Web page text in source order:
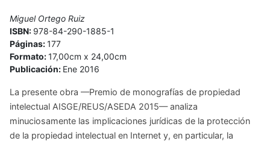
Miguel Ortego Ruiz
ISBN: 978-84-290-1885-1
Páginas:177
Formato:17,00cm x 24,00cm
Publicación: Ene 2016
La presente obra —Premio de monografías de propiedad
intelectual AISGE/REUS/ASEDA 2015— analiza
minuciosamente las implicaciones jurídicas de la protección
de la propiedad intelectual en Internet y, en particular, la